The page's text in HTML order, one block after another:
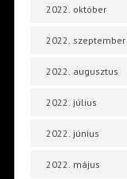
2022. október
2022. szeptember
2022. augusztus
2022. július
2022. június
2022. május